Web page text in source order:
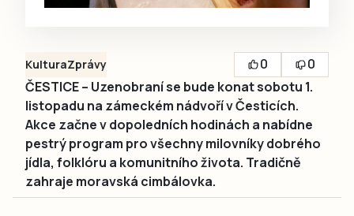
KulturaZprávy 0
0
ČESTICE – Uzenobraní se bude konat sobotu 1.
listopadu na zámeckém nádvoří v Česticích.
Akce začne v dopoledních hodinách a nabídne
pestrý program pro všechny milovníky dobrého
jídla, folklóru a komunitního života. Tradičně
zahraje moravská cimbálovka.